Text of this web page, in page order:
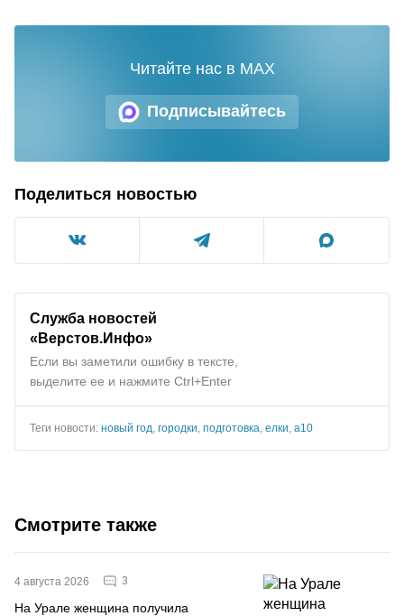
Подписывайтесь
Читайте нас в MAX
Поделиться новостью
Служба новостей
«Верстов.Инфо»
Если вы заметили ошибку в тексте,
выделите ее и нажмите Ctrl+Enter
Теги новости: новый год городки подготовка елки а10
Смотрите также
4 августа 2026 3
На Урале женщина получила